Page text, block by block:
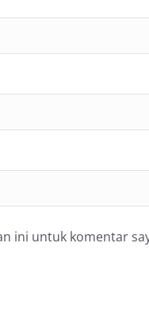
ini untuk komentar